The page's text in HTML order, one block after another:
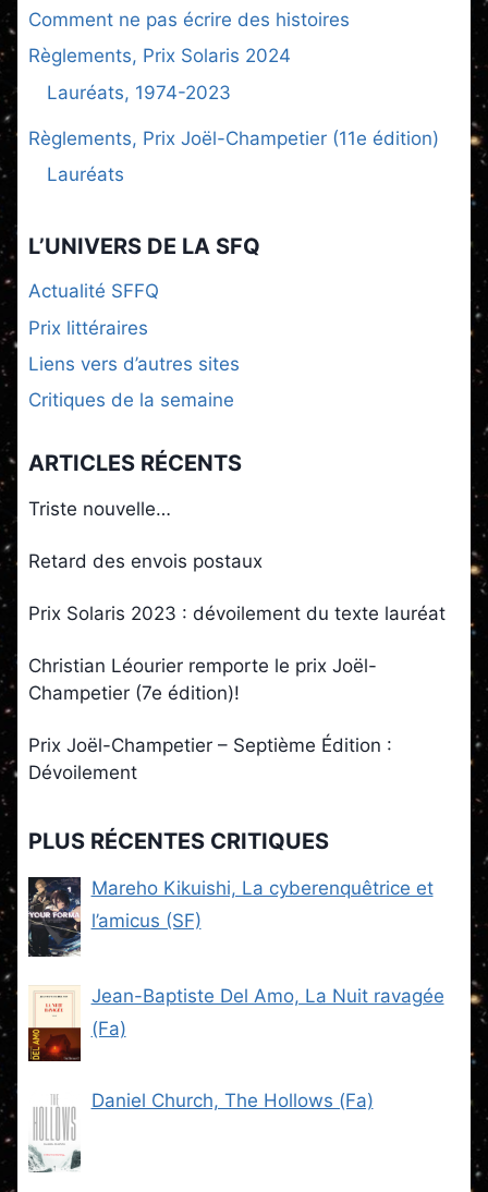
Comment ne pas écrire des histoires
Règlements, Prix Solaris 2024
Lauréats, 1974-2023
Règlements, Prix Joël-Champetier (11e édition)
Lauréats
L’UNIVERS DE LA SFQ
Actualité SFFQ
Prix littéraires
Liens vers d’autres sites
Critiques de la semaine
ARTICLES RÉCENTS
Triste nouvelle…
Retard des envois postaux
Prix Solaris 2023 : dévoilement du texte lauréat
Christian Léourier remporte le prix Joël-
Champetier (7e édition)!
Prix Joël-Champetier – Septième Édition :
Dévoilement
PLUS RÉCENTES CRITIQUES
Mareho Kikuishi, La cyberenquêtrice et
l’amicus (SF)
Jean-Baptiste Del Amo, La Nuit ravagée
(Fa)
Daniel Church, The Hollows (Fa)